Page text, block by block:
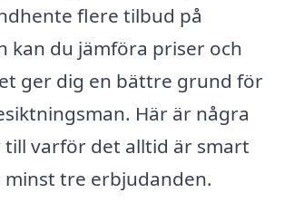
flere tilbud på
kan du jämföra priser och
ger dig en bättre grund för
Här är några
varför det alltid är smart
tre erbjudanden.